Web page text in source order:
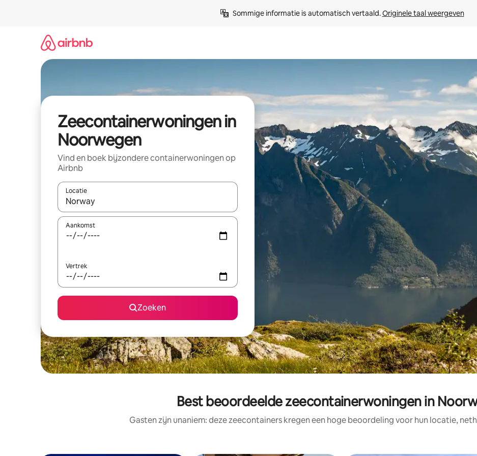
Sommige informatie is automatisch vertaald. Originele taal weergeven
Zeecontainerwoningen in
Noorwegen
Vind en boek bijzondere containerwoningen op
Airbnb
Locatie
Wanneer er resultaten beschikbaar zijn, maak je een keuze met je de pijltjestoetsen omhoog en omlaag, óf door te tikken of
Aankomst
Vertrek
Zoeken
Best beoordeelde zeecontainerwoningen in
Gasten zijn unaniem: deze zeecontainers kregen een hoge beoordeling voor hun locatie,